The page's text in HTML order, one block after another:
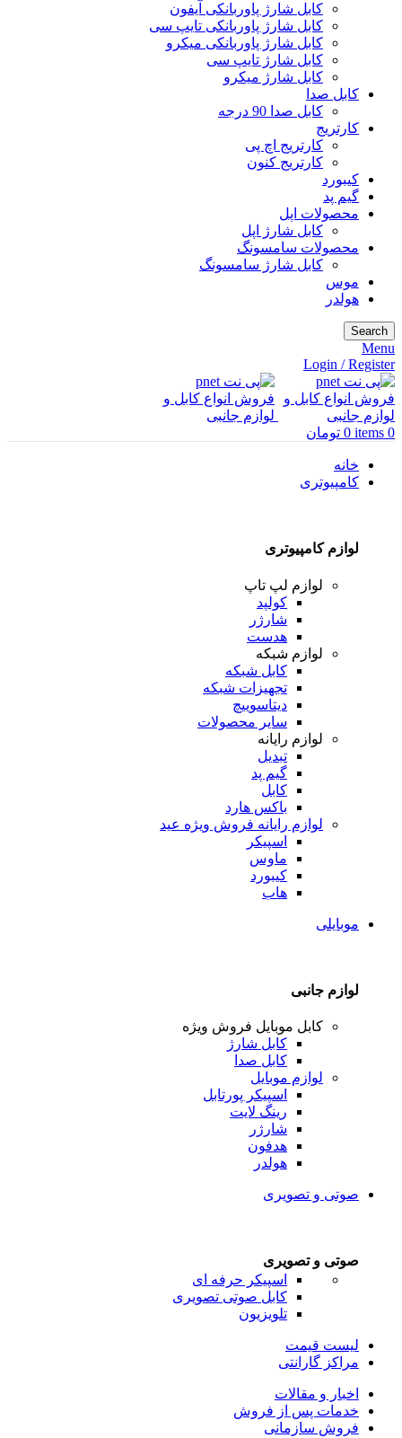
کابل شارژ پاوربانکی آیفون
کابل شارژ پاوربانکی تایپ سی
کابل شارژ پاوربانکی میکرو
کابل شارژ تایپ سی
کابل شارژ میکرو
کابل صدا
کابل صدا 90 درجه
کارتریج
کارتریج اچ پی
کارتریج کنون
کیبورد
گیم پد
محصولات اپل
کابل شارژ اپل
محصولات سامسونگ
کابل شارژ سامسونگ
موس
هولدر
Search
Menu
Login / Register
0
items
0 تومان
خانه
کامپیوتری
لوازم کامپیوتری
لوازم لپ تاپ
کولپد
شارژر
هدست
لوازم شبکه
کابل شبکه
تجهیزات شبکه
دیتاسوییچ
سایر محصولات
لوازم رایانه
تبدیل
گیم پد
کابل
باکس هارد
لوازم رایانه فروش ویژه عید
اسپیکر
ماوس
کیبورد
هاب
موبایلی
لوازم جانبی
کابل موبایل فروش ویژه
کابل شارژ
کابل صدا
لوازم موبایل
اسپیکر پورتابل
رینگ لایت
شارژر
هدفون
هولدر
صوتی و تصویری
صوتی و تصویری
اسپیکر حرفه ای
کابل صوتی تصویری
تلویزیون
لیست قیمت
مراکز گارانتی
اخبار و مقالات
خدمات پس از فروش
فروش سازمانی